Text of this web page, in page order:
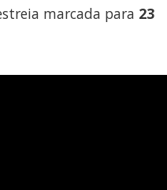
marcada para 23